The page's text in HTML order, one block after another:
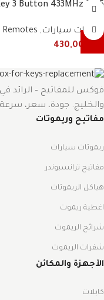
3 Button 433MHz
ريموتات سيارات,
Remotes
فوكس للمفاتيح – الرائد
والخليج. جودة، سعر،
مفاتيح وريموتات
ريموتات سيارات
مفاتيح ترانسبوندر
هياكل الريموتات
اغطية ريموت
شرائح الريموت
شفرات الريموت
الأجهزة والمكائن
كابلات